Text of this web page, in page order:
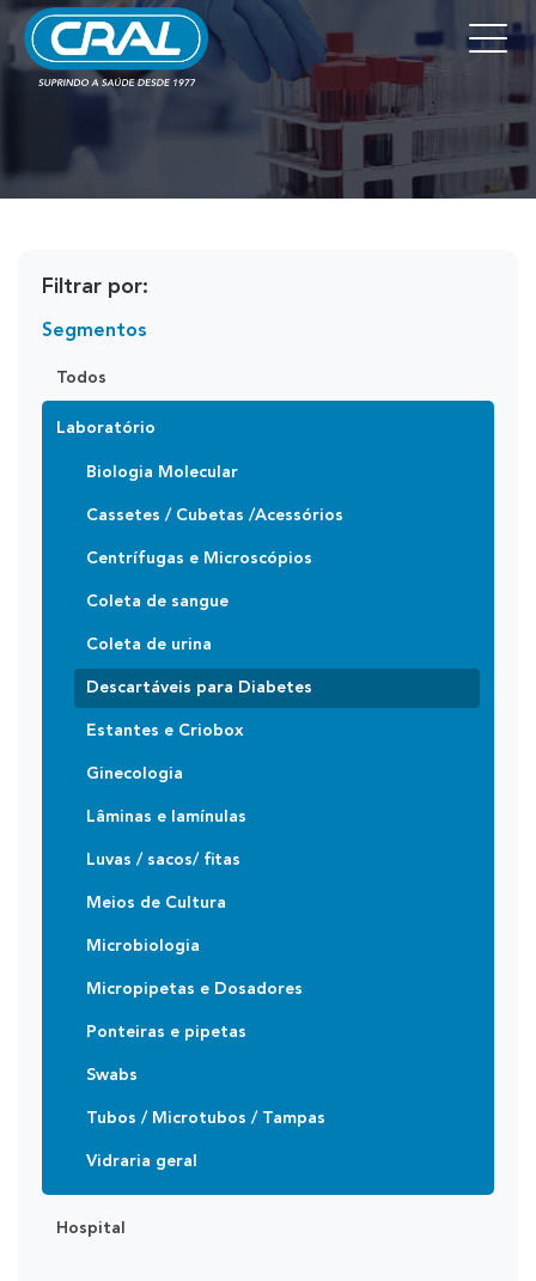
Filtrar por:
Segmentos
Todos
Laboratório
Biologia Molecular
Cassetes / Cubetas /Acessórios
Centrífugas e Microscópios
Coleta de sangue
Coleta de urina
Descartáveis para Diabetes
Estantes e Criobox
Ginecologia
Lâminas e lamínulas
Luvas / sacos/ fitas
Meios de Cultura
Microbiologia
Micropipetas e Dosadores
Ponteiras e pipetas
Swabs
Tubos / Microtubos / Tampas
Vidraria geral
Hospital